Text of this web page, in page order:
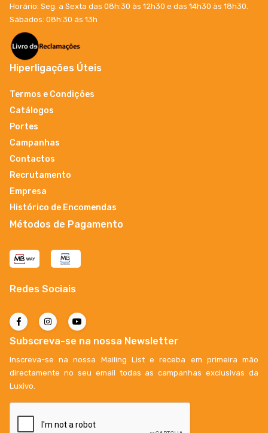
Horário: Seg. a Sexta das 08h:30 às 12h30 e das 14h30 às 18h30.
Sábados: 08h:30 ás 13h
Hiperligações Úteis
Termos e Condições
Catálogos
Portes
Campanhas
Contactos
Recrutamento
Empresa
Histórico de Encomendas
Métodos de Pagamento
Redes Sociais
Subscreva-se na nossa Newsletter
Inscreva-se na nossa Mailing List e receba em primeira mão
directamente no seu email todas as campanhas exclusivas da
Luxivo.